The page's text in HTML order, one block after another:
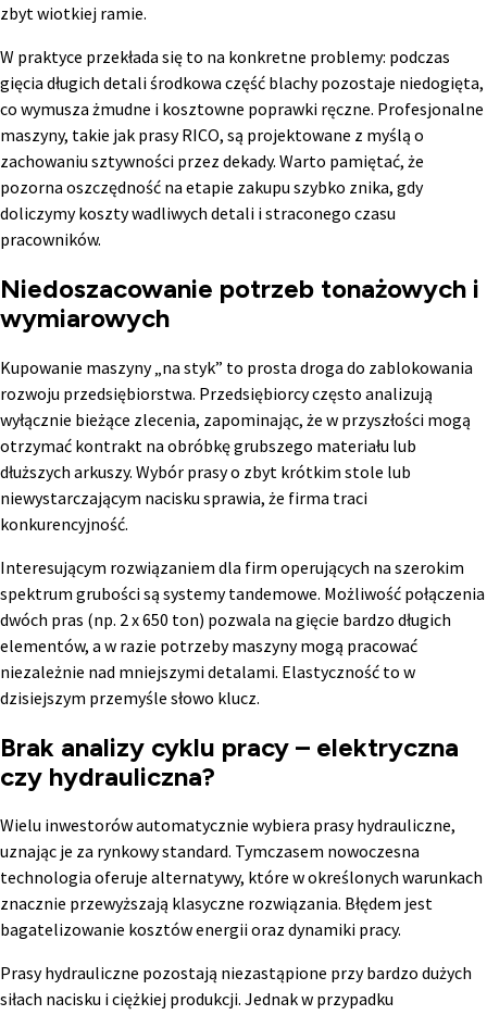
zbyt wiotkiej ramie.
W praktyce przekłada się to na konkretne problemy: podczas
gięcia długich detali środkowa część blachy pozostaje niedogięta,
co wymusza żmudne i kosztowne poprawki ręczne. Profesjonalne
maszyny, takie jak prasy RICO, są projektowane z myślą o
zachowaniu sztywności przez dekady. Warto pamiętać, że
pozorna oszczędność na etapie zakupu szybko znika, gdy
doliczymy koszty wadliwych detali i straconego czasu
pracowników.
Niedoszacowanie potrzeb tonażowych i
wymiarowych
Kupowanie maszyny „na styk” to prosta droga do zablokowania
rozwoju przedsiębiorstwa. Przedsiębiorcy często analizują
wyłącznie bieżące zlecenia, zapominając, że w przyszłości mogą
otrzymać kontrakt na obróbkę grubszego materiału lub
dłuższych arkuszy. Wybór prasy o zbyt krótkim stole lub
niewystarczającym nacisku sprawia, że firma traci
konkurencyjność.
Interesującym rozwiązaniem dla firm operujących na szerokim
spektrum grubości są systemy tandemowe. Możliwość połączenia
dwóch pras (np. 2 x 650 ton) pozwala na gięcie bardzo długich
elementów, a w razie potrzeby maszyny mogą pracować
niezależnie nad mniejszymi detalami. Elastyczność to w
dzisiejszym przemyśle słowo klucz.
Brak analizy cyklu pracy – elektryczna
czy hydrauliczna?
Wielu inwestorów automatycznie wybiera prasy hydrauliczne,
uznając je za rynkowy standard. Tymczasem nowoczesna
technologia oferuje alternatywy, które w określonych warunkach
znacznie przewyższają klasyczne rozwiązania. Błędem jest
bagatelizowanie kosztów energii oraz dynamiki pracy.
Prasy hydrauliczne pozostają niezastąpione przy bardzo dużych
siłach nacisku i ciężkiej produkcji. Jednak w przypadku